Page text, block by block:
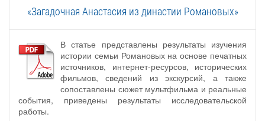
«Загадочная Анастасия из династии Романовых»
В статье представлены результаты изучения
истории семьи Романовых на основе печатных
источников, интернет-ресурсов, исторических
фильмов, сведений из экскурсий, а также
сопоставлены сюжет мультфильма и реальные
события, приведены результаты исследовательской
работы.